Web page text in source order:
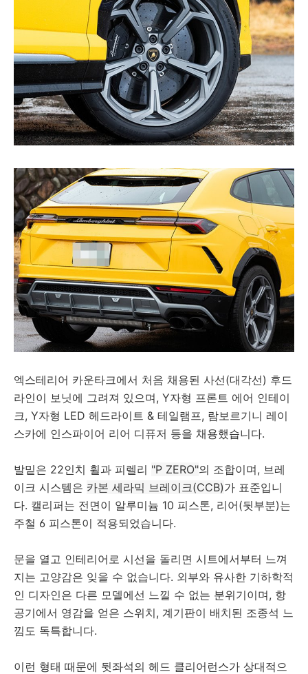
엑스테리어 카운타크에서 처음 채용된 사선(대각선) 후드
라인이 보닛에 그려져 있으며, Y자형 프론트 에어 인테이
크, Y자형 LED 헤드라이트 & 테일램프, 람보르기니 레이
스카에 인스파이어 리어 디퓨저 등을 채용했습니다.
발밑은 22인치 휠과 피렐리 "P ZERO"의 조합이며, 브레
이크 시스템은 카본 세라믹 브레이크(CCB)가 표준입니
다. 캘리퍼는 전면이 알루미늄 10 피스톤, 리어(뒷부분)는
주철 6 피스톤이 적용되었습니다.
문을 열고 인테리어로 시선을 돌리면 시트에서부터 느껴
지는 고양감은 잊을 수 없습니다. 외부와 유사한 기하학적
인 디자인은 다른 모델에선 느낄 수 없는 분위기이며, 항
공기에서 영감을 얻은 스위치, 계기판이 배치된 조종석 느
낌도 독특합니다.
이런 형태 때문에 뒷좌석의 헤드 클리어런스가 상대적으